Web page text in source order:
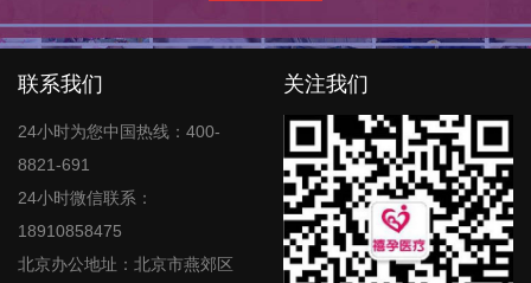
联系我们
24小时为您中国热线：400-
8821-691
24小时微信联系：
18910858475
北京办公地址：北京市燕郊区
关注我们